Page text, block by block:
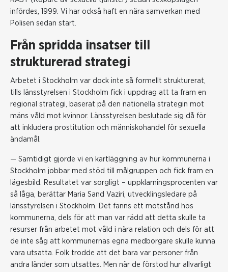
infördes, 1999. Vi har också haft en nära samverkan med
Polisen sedan start.
Från spridda insatser till
strukturerad strategi
Arbetet i Stockholm var dock inte så formellt strukturerat,
tills länsstyrelsen i Stockholm fick i uppdrag att ta fram en
regional strategi, baserat på den nationella strategin mot
mäns våld mot kvinnor. Länsstyrelsen beslutade sig då för
att inkludera prostitution och människohandel för sexuella
ändamål.
— Samtidigt gjorde vi en kartläggning av hur kommunerna i
Stockholm jobbar med stöd till målgruppen och fick fram en
lägesbild. Resultatet var sorgligt – uppklarningsprocenten var
så låga, berättar Maria Sand Vaziri, utvecklingsledare på
länsstyrelsen i Stockholm. Det fanns ett motstånd hos
kommunerna, dels för att man var rädd att detta skulle ta
resurser från arbetet mot våld i nära relation och dels för att
de inte såg att kommunernas egna medborgare skulle kunna
vara utsatta. Folk trodde att det bara var personer från
andra länder som utsattes. Men när de förstod hur allvarligt